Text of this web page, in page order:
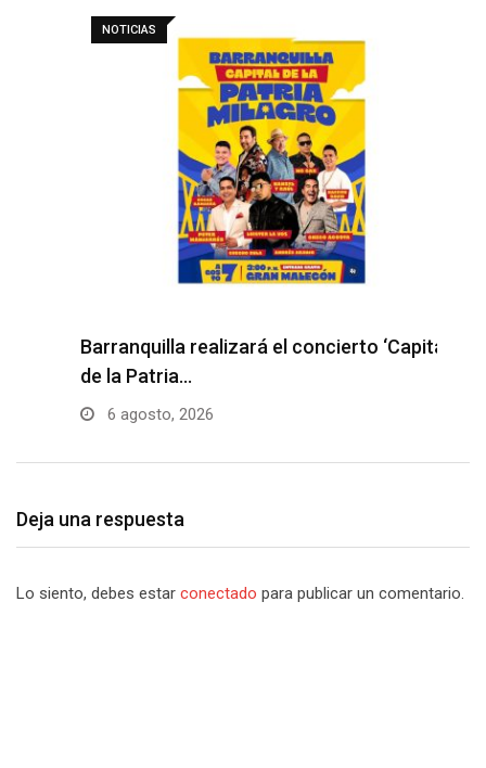
NOTICIAS
Barranquilla realizará el concierto ‘Capital
de la Patria…
6 agosto, 2026
Deja una respuesta
Lo siento, debes estar conectado para publicar un comentario.